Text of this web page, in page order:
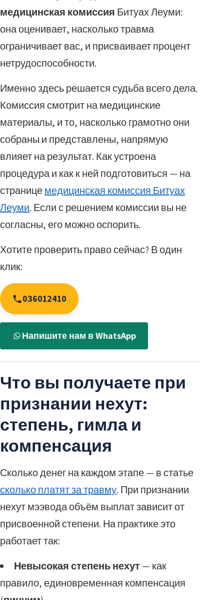
медицинская комиссия Битуах Леуми:
она оценивает, насколько травма
ограничивает вас, и присваивает процент
нетрудоспособности.
Именно здесь решается судьба всего дела.
Комиссия смотрит на медицинские
материалы, и то, насколько грамотно они
собраны и представлены, напрямую
влияет на результат. Как устроена
процедура и как к ней подготовиться — на
страницемедицинская комиссия Битуах
Леуми. Если с решением комиссии вы не
согласны, его можно оспорить.
Хотите проверить право сейчас? В один
клик:
036012410
Напишите нам в WhatsApp
Что вы получаете при
признании нехут:
степень, гимла и
компенсация
Сколько денег на каждом этапе — в статье
сколько платят за травму. При признании
нехут мээвода объём выплат зависит от
присвоенной степени. На практике это
работает так:
Невысокая степень нехут— как
правило, единовременная компенсация